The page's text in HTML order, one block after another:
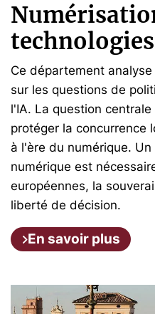
technologies
Ce département
sur les questions de
l'IA. La question
protéger la concurrence
à l'ère du numérique.
numérique est
européennes, la
liberté de décision.
En savoir plus